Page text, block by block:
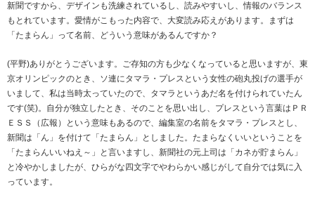
新聞ですから、デザインも洗練されているし、読みやすいし、情報のバランス
もとれています。愛情がこもった内容で、大変読み応えがあります。まずは
「たまらん」って名前、どういう意味があるんですか？
(平野)ありがとうございます。ご存知の方も少なくなっていると思いますが、東
京オリンピックのとき、ソ連にタマラ・プレスという女性の砲丸投げの選手が
いまして、私は当時太っていたので、タマラというあだ名を付けられていたん
です(笑)。自分が独立したとき、そのことを思い出し、プレスという言葉はＰＲ
ＥＳＳ（広報）という意味もあるので、編集室の名前をタマラ・プレスとし、
新聞は「ん」を付けて「たまらん」としました。たまらなくいいということを
「たまらんいいねえ～」と言いますし、新聞社の元上司は「カネが貯まらん」
と冷やかしましたが、ひらがな四文字でやわらかい感じがして自分では気に入
っています。